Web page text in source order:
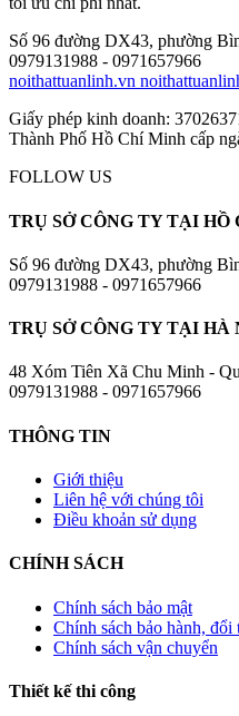
Số 96 đường DX43, phường
0979131988 - 0971657966
noithattuanlinh.vn
Giấy phép kinh doanh:
Thành Phố Hồ Chí Minh cấp
FOLLOW US
TRỤ SỞ CÔNG TY TẠI HỒ
Số 96 đường DX43, phường
0979131988 - 0971657966
TRỤ SỞ CÔNG TY TẠI HÀ
48 Xóm Tiên Xã Chu Minh -
0979131988 - 0971657966
THÔNG TIN
Giới thiệu
Liên hệ với chúng tôi
Điều khoản sử dụng
CHÍNH SÁCH
Chính sách bảo mật
Chính sách bảo hành, đổi
Chính sách vận chuyển
Thiết kế thi công